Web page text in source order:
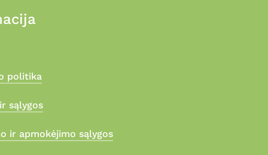
politika
sąlygos
ir apmokėjimo sąlygos